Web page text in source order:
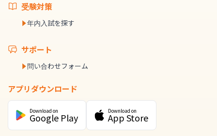
受験対策
年内入試を探す
サポート
問い合わせフォーム
アプリダウンロード
Download on
Google Play
Download on
App Store